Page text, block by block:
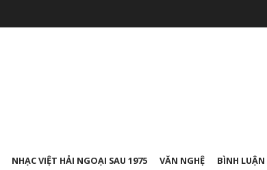
NHẠC VIỆT HẢI NGOẠI SAU 1975 VĂN NGHỆ BÌNH LUẬN